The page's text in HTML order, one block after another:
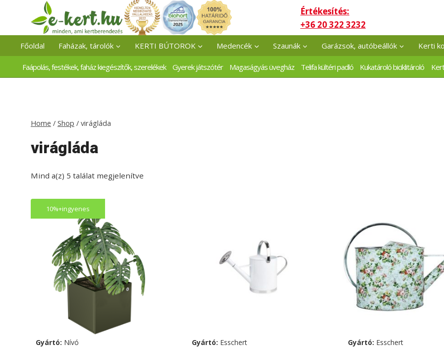
content
Értékesítés:
+36 20 322 3232
Főoldal Faházak, tárolók KERTI BÚTOROK Medencék Szaunák Garázsok, autóbeállók Kerti
Faápolás, festékek, faház kiegészítők, szerelékek Gyerek játszótér Magaságyás üvegház Telifa kültéri padló Kukatároló biciklitároló
Home / Shop / virágláda
virágláda
Mind a(z) 5 találat megjelenítve
10%+ingyenes
kiszállítás
Gyártó: Nívó Gyártó: Esschert Gyártó: Esschert